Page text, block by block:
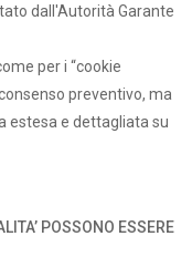
dall'Autorità Garante
per i “cookie
preventivo, ma
estesa e dettagliata su
POSSONO ESSERE